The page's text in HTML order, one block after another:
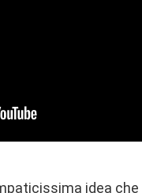
idea